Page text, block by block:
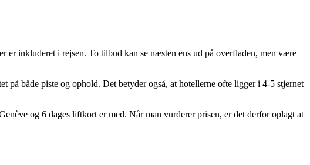
inkluderet i rejsen. To tilbud kan se næsten ens ud på overfladen, men være
både piste og ophold. Det betyder også, at hotellerne ofte ligger i 4-5 stjernet
og 6 dages liftkort er med. Når man vurderer prisen, er det derfor oplagt at